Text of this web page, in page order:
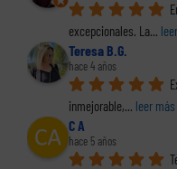
excepcionales. La...
Teresa B.G.
hace 4 años
inmejorable,... leer más
C A
hace 5 años